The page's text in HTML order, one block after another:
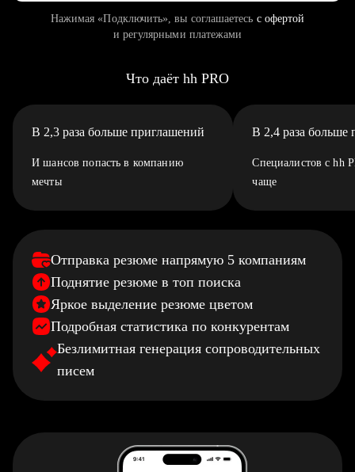
Нажимая «Подключить», вы соглашаетесь с офертой
и регулярными платежами
Что даёт hh PRO
В 2,3 раза больше приглашений
И шансов попасть в компанию
мечты
В 2,4 раза больше
Специалистов с hh
чаще
Отправка резюме напрямую 5 компаниям
Поднятие резюме в топ поиска
Яркое выделение резюме цветом
Подробная статистика по конкурентам
Безлимитная генерация сопроводительных
писем